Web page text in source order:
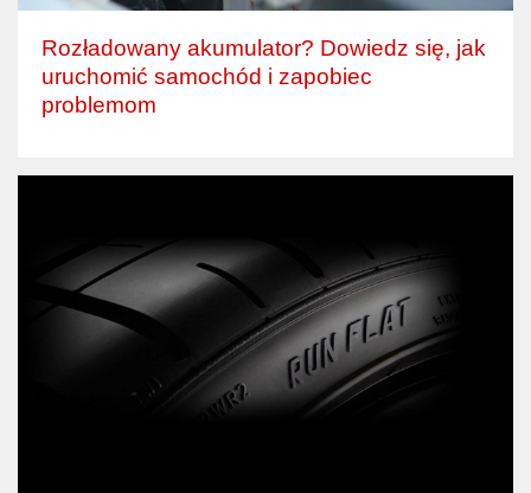
Rozładowany akumulator? Dowiedz się, jak
uruchomić samochód i zapobiec
problemom